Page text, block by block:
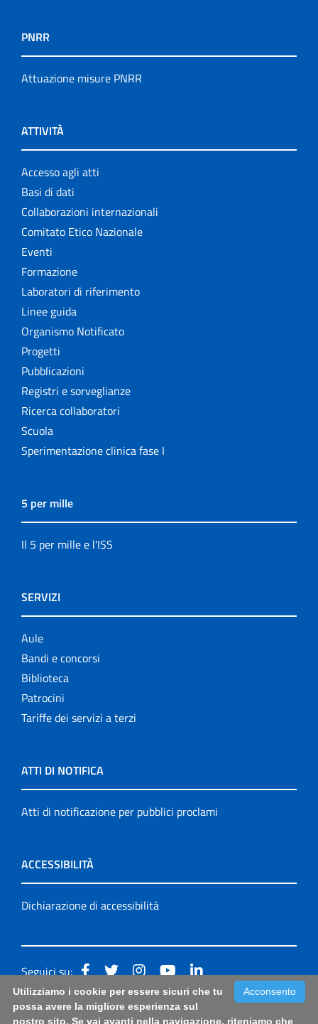
PNRR
Attuazione misure PNRR
ATTIVITÀ
Accesso agli atti
Basi di dati
Collaborazioni internazionali
Comitato Etico Nazionale
Eventi
Formazione
Laboratori di riferimento
Linee guida
Organismo Notificato
Progetti
Pubblicazioni
Registri e sorveglianze
Ricerca collaboratori
Scuola
Sperimentazione clinica fase I
5 per mille
Il 5 per mille e l'ISS
SERVIZI
Aule
Bandi e concorsi
Biblioteca
Patrocini
Tariffe dei servizi a terzi
ATTI DI NOTIFICA
Atti di notificazione per pubblici proclami
ACCESSIBILITÀ
Dichiarazione di accessibilità
Seguici su:
Accessibilità: form di segnalazione di prima istanza per
Acconsento
Utilizziamo i cookie per essere sicuri che tu
possa avere la migliore esperienza sul
nostro sito. Se vai avanti nella navigazione, riteniamo che